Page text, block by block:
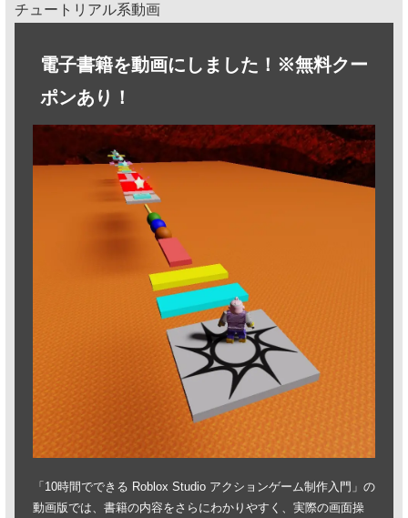
チュートリアル系動画
電子書籍を動画にしました！※無料クー
ポンあり！
「10時間でできる Roblox Studio アクションゲーム制作入門」の
動画版では、書籍の内容をさらにわかりやすく、実際の画面操